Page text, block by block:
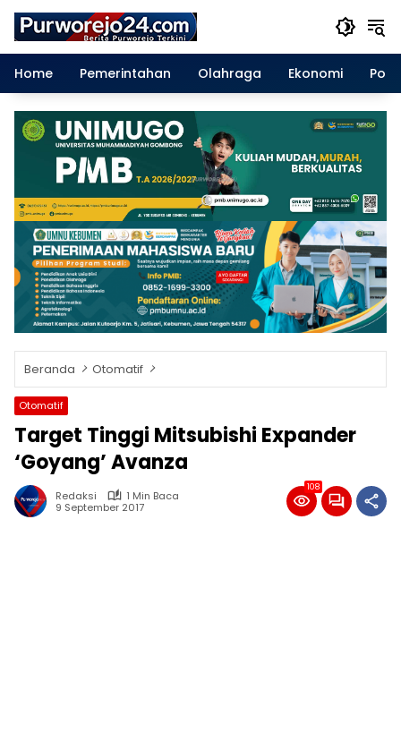
Langsung
konten
Home
Pemerintahan Olahraga Ekonomi
Beranda Otomatif
Otomatif
Target Tinggi Mitsubishi Expander
‘Goyang’ Avanza
Redaksi
1 Min Baca
9 September 2017
108